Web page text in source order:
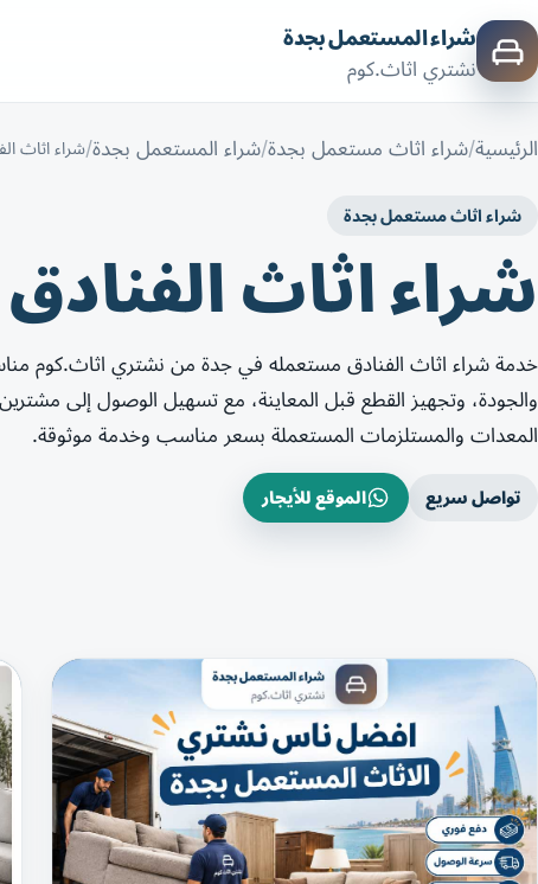
شراء المستعمل بجدة
نشتري اثاث.كوم
الرئيسية شراء اثاث مستعمل بجدة شراء المستعمل بجدة شراء اثاث
شراء اثاث مستعمل بجدة
شراء اثاث
خدمة شراء اثاث الفنادق مستعمله في جدة من نشتري اثاث.كوم
والجودة، وتجهيز القطع قبل المعاينة، مع تسهيل الوصول إلى
المعدات والمستلزمات المستعملة بسعر مناسب وخدمة موثوقة.
تواصل سريع الموقع للأيجار